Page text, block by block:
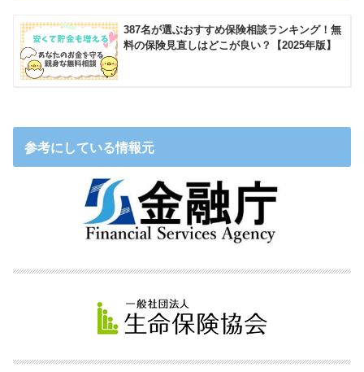
387名が選ぶおすすめ保険相談ランキング！無
料の保険見直しはどこが良い？【2025年版】
参考にしている情報元